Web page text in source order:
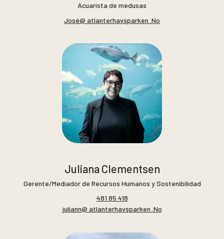
Acuarista de medusas
José@ atlanterhavsparken .No
Juliana Clementsen
Gerente/Mediador de Recursos Humanos y Sostenibilidad
481 85 418
juliann@ atlanterhavsparken .No